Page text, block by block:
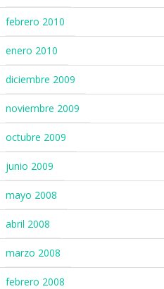
febrero 2010
enero 2010
diciembre 2009
noviembre 2009
octubre 2009
junio 2009
mayo 2008
abril 2008
marzo 2008
febrero 2008